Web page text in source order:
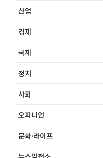
산업
경제
국제
정치
사회
오피니언
문화·라이프